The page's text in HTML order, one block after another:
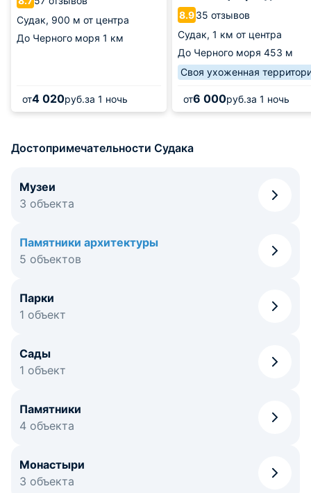
Судак, 900 м от центра
До Черного моря 1 км
от4 020руб.за 1 ночь
8.935 отзывов
Судак, 1 км от центра
До Черного моря 453 м
Своя ухоженная
от6 000руб.за 1 ночь
Достопримечательности Судака
Музеи
3 объекта
Памятники архитектуры
5 объектов
Парки
1 объект
Сады
1 объект
Памятники
4 объекта
Монастыри
3 объекта